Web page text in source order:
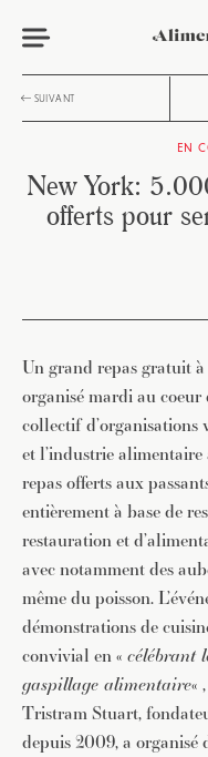
SUIVANT
EN
New York:
offerts pour
Un grand repas gratuit à
organisé mardi au
collectif d’organisations
et l’industrie
repas offerts aux
entièrement à base de
restauration et
avec notamment des
même du poisson.
démonstrations de
convivial en « célébrant
gaspillage alimentaire«
Tristram Stuart,
depuis 2009, a organisé